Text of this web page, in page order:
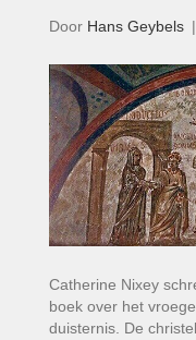
Door Hans Geybels |
Catherine Nixey
boek over het
duisternis. De